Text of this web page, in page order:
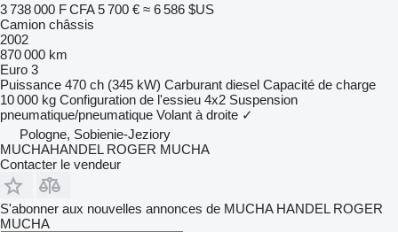
3 738 000 F CFA 5 700 € ≈ 6 586 $US
Camion châssis
2002
870 000 km
Euro 3
Puissance 470 ch (345 kW) Carburant diesel Capacité de charge
10 000 kg Configuration de l'essieu 4x2 Suspension
pneumatique/pneumatique Volant à droite ✓
Pologne, Sobienie-Jeziory
MUCHAHANDEL ROGER MUCHA
Contacter le vendeur
S'abonner aux nouvelles annonces de MUCHA HANDEL ROGER
MUCHA